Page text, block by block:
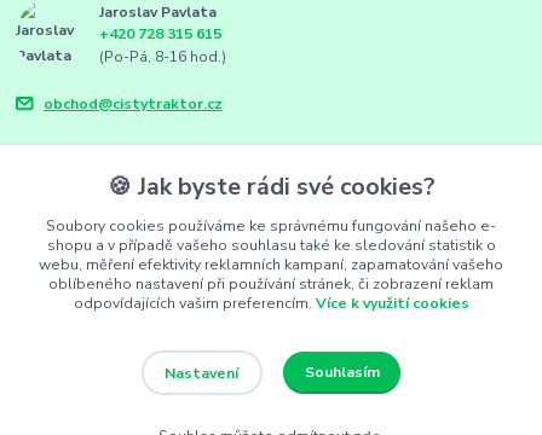
Jaroslav Pavlata
+420 728 315 615
(Po-Pá, 8-16 hod.)
obchod@cistytraktor.cz
FarmSync.cz
🍪 Jak byste rádi své cookies?
Soubory cookies používáme ke správnému fungování našeho e-
shopu a v případě vašeho souhlasu také ke sledování statistik o
webu, měření efektivity reklamních kampaní, zapamatování vašeho
oblíbeného nastavení při používání stránek, či zobrazení reklam
odpovídajících vašim preferencím. Více k využití cookies
Nastavení Souhlasím